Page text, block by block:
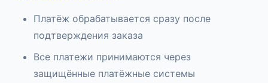
Платёж обрабатывается сразу после
подтверждения заказа
Все платежи принимаются через
защищённые платёжные системы